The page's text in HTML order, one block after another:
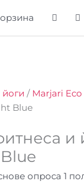
/ Marjari Eco
Blue
и
опроса 1